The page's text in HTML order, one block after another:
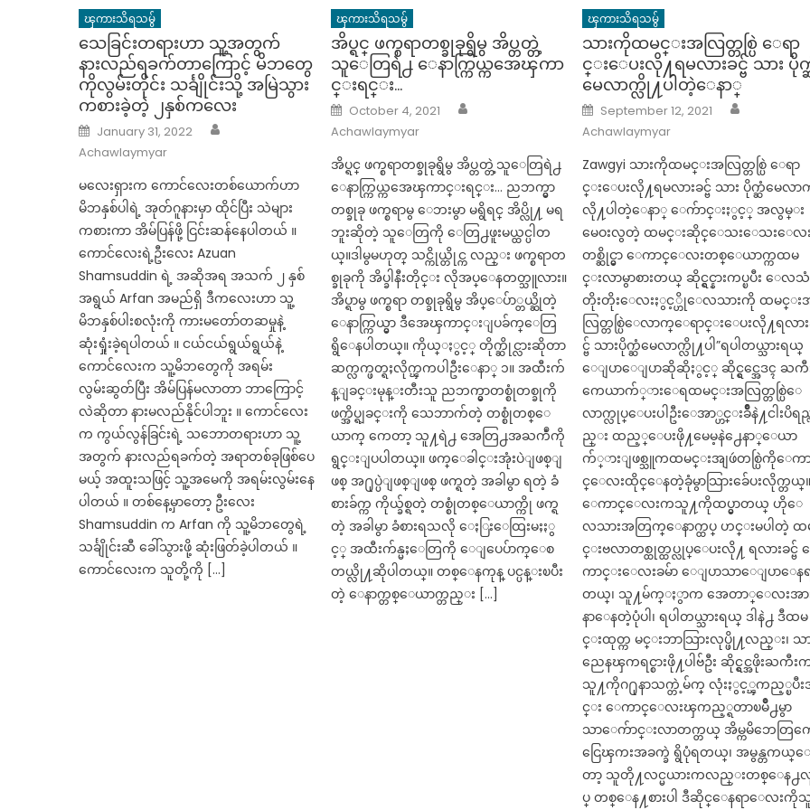
ၾကားသိရသမွ်
သေခြင်းတရားဟာ သူ့အတွက်
နားလည်ရခက်တာကြောင့် မိဘတွေ
ကိုလွမ်းတိုင်း သင်္ချိုင်းသို့ အမြဲသွား
ကစားခဲ့တဲ့ ၂နှစ်ကလေး
Posted
on
January 31, 2022
Achawlaymyar
မလေးရှားက ကောင်လေးတစ်ယောက်ဟာ
မိဘနှစ်ပါရဲ့ အုတ်ဂူနားမှာ ထိုင်ပြီး သဲများ
ကစားကာ အိမ်ပြန်ဖို့ ငြင်းဆန်နေပါတယ် ။
ကောင်လေးရဲ့ဦးလေး Azuan
Shamsuddin ရဲ့ အဆိုအရ အသက် ၂ နှစ်
အရွယ် Arfan အမည်ရှိ ဒီကလေးဟာ သူ့
မိဘနှစ်ပါးစလုံးကို ကားမတော်တဆမှုနဲ့
ဆုံးရှုံးခဲ့ရပါတယ် ။ ငယ်ငယ်ရွယ်ရွယ်နဲ့
ကောင်လေးက သူ့မိဘတွေကို အရမ်း
လွမ်းဆွတ်ပြီး အိမ်ပြန်မလာတာ ဘာကြောင့်
လဲဆိုတာ နားမလည်နိုင်ပါဘူး ။ ကောင်လေး
က ကွယ်လွန်ခြင်းရဲ့ သဘောတရားဟာ သူ့
အတွက် နားလည်ရခက်တဲ့ အရာတစ်ခုဖြစ်ပေ
မယ့် အထူးသဖြင့် သူ့အမေကို အရမ်းလွမ်းနေ
ပါတယ် ။ တစ်နေ့မှာတော့ ဦးလေး
Shamsuddin က Arfan ကို သူ့မိဘတွေရဲ့
သင်္ချိုင်းဆီ ခေါ်သွားဖို့ ဆုံးဖြတ်ခဲ့ပါတယ် ။
ကောင်လေးက သူတို့ကို […]
ၾကားသိရသမွ်
အိပ္ရင္ ဖက္စရာတစ္ခုခုရွိမွ အိပ္တတ္တဲ့
သူေတြရဲ႕ ေနာက္ကြယ္ကအေၾကာ
င္းရင္း…
Posted
on
October 4, 2021
Achawlaymyar
အိပ္ရင္ ဖက္စရာတစ္ခုခုရွိမွ အိပ္တတ္တဲ့သူေတြရဲ႕
ေနာက္ကြယ္ကအေၾကာင္းရင္း… ညဘက္မွာ
တစ္ခုခု ဖက္စရာမွ ေဘးမွာ မရွိရင္ အိပ္လို႔ မရ
ဘူးဆိုတဲ့ သူေတြကို ေတြ႕ဖူးမယ္ထင္ပါတ
ယ္။ဒါမွမဟုတ္ သင္ကိုယ္တိုင္က လည္း ဖက္စရာတ
စ္ခုခုကို အိပ္ခါနီးတိုင္း လိုအပ္ေနတတ္သူလား။
အိပ္ရာမွ ဖက္စရာ တစ္ခုခုရွိမွ အိပ္ေပ်ာ္တယ္ဆိုတဲ့
ေနာက္ကြယ္မွာ ဒီအေၾကာင္းျပခ်က္ေတြ
ရွိေနပါတယ္။ ကိုယ္ႏွင့္ တိုက္ဆိုင္လားဆိုတာ
ဆက္လက္ဖတ္ရႈလိုက္ၾကပါဦးေနာ္ ၁။ အထီးက်
န္ျခင္းမုန္းတီးသူ ညဘက္မွာတစ္စုံတစ္ခုကို
ဖက္အိပ္ရျခင္းကို သေဘာက်တဲ့ တစ္စုံတစ္ေ
ယာက္ ကေတာ့ သူ႔ရဲ႕ အေတြ႕အႀကဳံကို
ရွင္းျပပါတယ္။ ဖက္ေခါင္းအုံးပဲျဖစ္ျ
ဖစ္ အ႐ုပ္ပဲျဖစ္ျဖစ္ ဖက္ရတဲ့ အခါမွာ ရတဲ့ ခံ
စားခ်က္က ကိုယ္ခ်စ္ရတဲ့ တစ္စုံတစ္ေယာက္ကို ဖက္ရ
တဲ့ အခါမွာ ခံစားရသလို ေႏြးေထြးမႈႏွ
င့္ အထီးက်န္မႈေတြကို ေျပေပ်ာက္ေစ
တယ္လို႔ဆိုပါတယ္။ တစ္ေနကုန္ ပင္ပန္းၿပီး
တဲ့ ေနာက္တစ္ေယာက္တည္း […]
ၾကားသိရသမွ်
သားကိုထမင္းအလြတ္တစ္ပြဲ ေရာ
င္းေပးလို႔ရမလားခင္ဗ် သား ပို
မေလာက္လို႔ပါတဲ့​ေနာ္​
Posted
on
September 12, 2021
Achawlaymyar
Zawgyi သားကိုထမင္းအလြတ္တစ္ပြဲ ေရာ
င္းေပးလို႔ရမလားခင္ဗ် သား ပိုက္ဆံမေလာ
လို႔ပါတဲ့​ေနာ္​ ေက်ာင္းႏွင့္ အလွမ္း
မေဝးလွတဲ့ ထမင္းဆိုင္ေသးေသးေလး
တစ္ဆိုင္မွာ ေကာင္ေလးတစ္ေယာက္ကထမ
င္းလာမွာစားတယ္ ဆိုင္ရွင္နားကပ္ၿပီး ေလသံ
တိုးတိုးေလးႏွင့္ဟိုေလသားကို ထမင္း
လြတ္တစ္ပြဲေလာက္ေရာင္းေပးလို႔ရလာ
င္ဗ် သားပိုက္ဆံမေလာက္လို႔ပါ”ရပါတယ္သားရယ္ ​
ေျပာေျပာဆိုဆိုႏွင့္ ဆိုင္ရွင္အေဒၚ ႀကီ
ကေယာက်္ားေရထမင္းအလြတ္တစ္ပြဲေ
လာက္လုပ္ေပးပါဦးေအာ္ဟင္းခ်ိဳနဲ႔ငါးပိရည္
ည္း ထည့္ေပးဖို႔မေမ့နဲ႕ေနာ္ေယာ
က်္ားျဖစ္သူကထမင္းအျဖဴတစ္ပြဲကိုေက
င္ေလးထိုင္ေနတဲ့ခုံမွာသြားခ်ေပးလိုက္တယ္။
ေကာင္ေလးကသူ႔ကိုထပ္မွာတယ္ ဟိုေ
လသားအတြက္ေနာက္ထပ္ ဟင္းမပါတဲ့ ထ
င္းဗလာတစ္ထုတ္ထပ္လုပ္ေပးလို႔ ရလားခင္ဗ်
ကာင္းေလးခမ်ာ ေျပာသာေျပာေန
တယ္၊ သူ႔မ်က္ႏွာက အေတာ္ေလးအာ
နာေနတဲ့ပုံပါ၊ ရပါတယ္သားရယ္ ဒါနဲ႕ ဒီထမ
င္းထုတ္က မင္းဘာသြားလုပ္ဖို႔လည္း၊ သ
ညေနၾကရင္စားဖို႔ပါဗ်ဦး ဆိုင္ရွင္အဖိုးႀကီး
သူ႔ကိုဂ႐ုနာသက္တဲ့မ်က္ လုံးႏွင့္ၾကည့္ၿပီ
င္း ​ေကာင္ေလးၾကည့္ရတာၿမိဳ႕မွာ
သာေက်ာင္းလာတက္တယ္ အိမ္ကမိဘေတြက
ငြေၾကးအခက္ခဲ ရွိပုံရတယ္၊ အမွန္တကယ္ေ
တာ့ သူတို႔လင္မယားကလည္းတစ္ေန႕
ပ္ တစ္ေန႔စားပါ ဒီဆိုင္ေနရာေလးကို